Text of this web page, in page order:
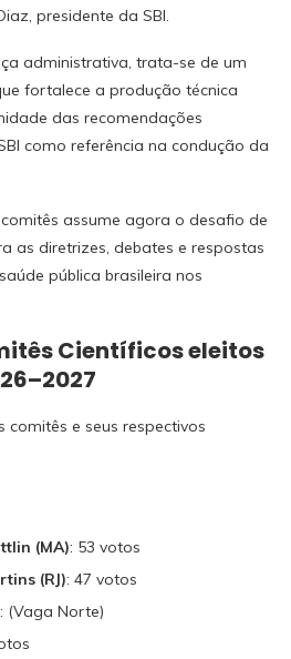
presidente da SBI.
administrativa, trata-se de um
fortalece a produção técnica
das recomendações
como referência na condução da
assume agora o desafio de
as diretrizes, debates e respostas
pública brasileira nos
Científicos eleitos
e seus respectivos
(MA): 53 votos
(RJ): 47 votos
: (Vaga Norte)